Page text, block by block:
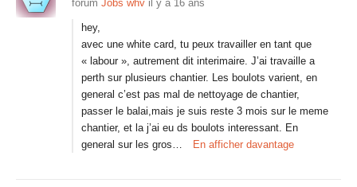
forum Jobs whv il y a 16 ans
hey,
avec une white card, tu peux travailler en tant que
« labour », autrement dit interimaire. J’ai travaille a
perth sur plusieurs chantier. Les boulots varient, en
general c’est pas mal de nettoyage de chantier,
passer le balai,mais je suis reste 3 mois sur le meme
chantier, et la j’ai eu ds boulots interessant. En
general sur les gros…
En afficher davantage